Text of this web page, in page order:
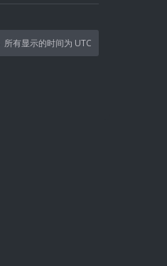
所有显示的时间为 UTC